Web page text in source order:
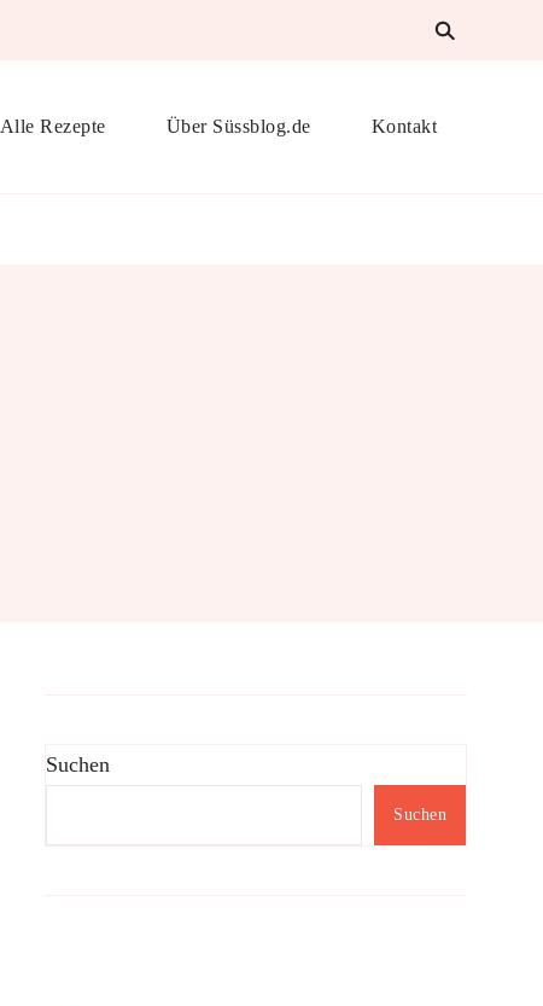
Alle Rezepte Über Süssblog.de Kontakt
Suchen
Suchen